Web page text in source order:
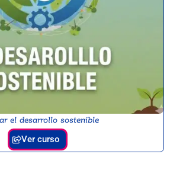
el desarrollo sostenible
Ver curso